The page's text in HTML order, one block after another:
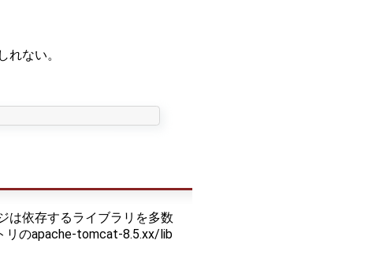
ない。
は依存するライブラリを多数
リのapache-tomcat-8.5.xx/lib